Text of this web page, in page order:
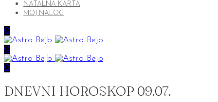
NATALNA KARTA
MOJ NALOG
0
0
0
DNEVNI HOROSKOP 09.07.